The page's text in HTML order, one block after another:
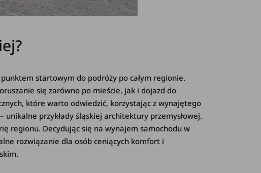
startowym do podróży po całym regionie.
się zarówno po mieście, jak i dojazd do
które warto odwiedzić, korzystając z wynajętego
przykłady śląskiej architektury przemysłowej.
regionu. Decydując się na wynajem samochodu w
rozwiązanie dla osób ceniących komfort i